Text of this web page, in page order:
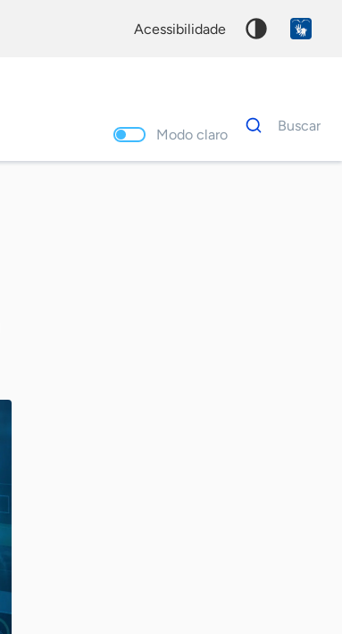
acessibilidade
Modo claro
Dados
para
Buscar